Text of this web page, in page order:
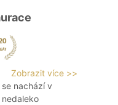
Zobrazit více >>
nachází v